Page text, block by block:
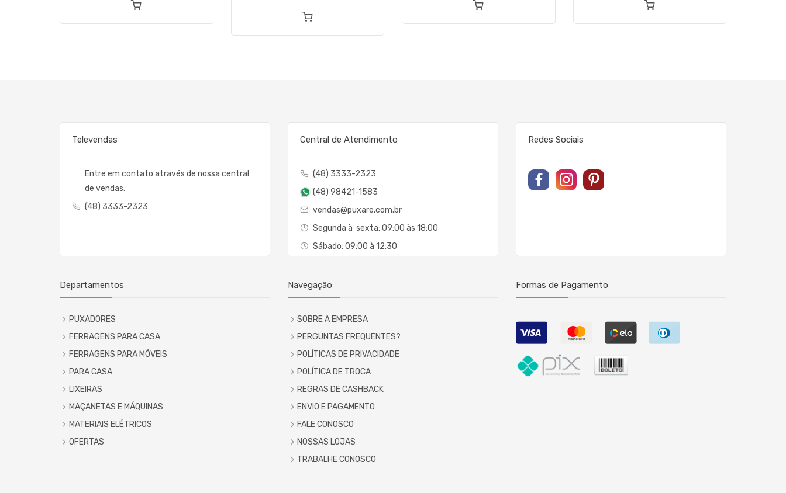
Televendas
Entre em contato através de nossa central
de vendas.
(48) 3333-2323
Central de Atendimento
(48) 3333-2323
(48) 98421-1583
vendas@puxare.com.br
Segunda à sexta: 09:00 às 18:00
Sábado: 09:00 à 12:30
Redes Sociais
Departamentos
PUXADORES
FERRAGENS PARA CASA
FERRAGENS PARA MÓVEIS
PARA CASA
LIXEIRAS
MAÇANETAS E MÁQUINAS
MATERIAIS ELÉTRICOS
OFERTAS
Navegação
SOBRE A EMPRESA
PERGUNTAS FREQUENTES?
POLÍTICAS DE PRIVACIDADE
POLÍTICA DE TROCA
REGRAS DE CASHBACK
ENVIO E PAGAMENTO
FALE CONOSCO
NOSSAS LOJAS
TRABALHE CONOSCO
Formas de Pagamento